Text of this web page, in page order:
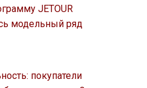
JETOUR
модельный ряд
покупатели